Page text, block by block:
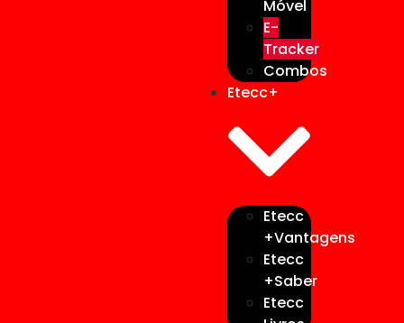
Móvel
E-
Tracker
Combos
Etecc+
Etecc
+Vantagens
Etecc
+Saber
Etecc